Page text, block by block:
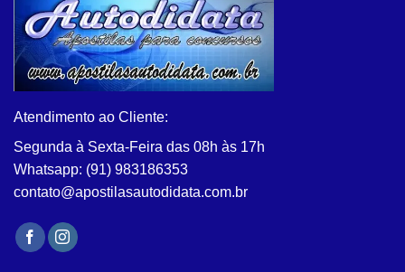
opções
podem
ser
escolhidas
página
do
produto
Atendimento ao Cliente:
Segunda à Sexta-Feira das 08h às 17h
Whatsapp: (91) 983186353
contato@apostilasautodidata.com.br